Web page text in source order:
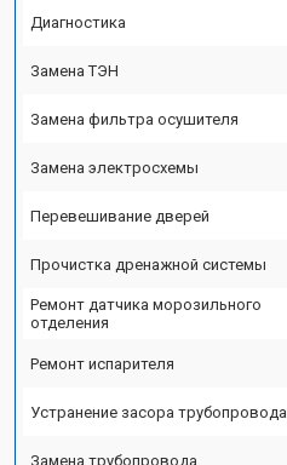
Диагностика
Замена ТЭН
Замена фильтра осушителя
Замена электросхемы
Перевешивание дверей
Прочистка дренажной системы
Ремонт датчика морозильного
отделения
Ремонт испарителя
Устранение засора трубопровода
Замена трубопровода